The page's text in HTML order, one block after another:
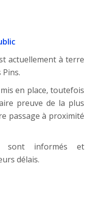
actuellement à terre
en place, toutefois
preuve de la plus
passage à proximité
sont informés et
délais.